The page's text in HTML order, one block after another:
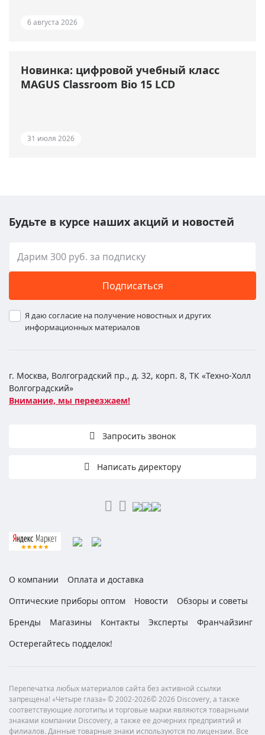
6 августа 2026
Новинка: цифровой учебный класс
MAGUS Classroom Bio 15 LCD
31 июля 2026
Будьте в курсе наших акций и новостей
Подписаться
Я даю согласие на получение новостных и других
информационных материалов
г. Москва, Волгоградский пр., д. 32, корп. 8, ТК «Техно-Холл
Волгоградский»
Внимание, мы переезжаем!
Запросить звонок
Написать директору
О компании
Оплата и доставка
Оптические приборы оптом
Новости
Обзоры и советы
Бренды
Магазины Контакты Эксперты
Франчайзинг
Остерегайтесь подделок!
Перепечатка любых материалов сайта без активной ссылки
запрещена! «Четыре глаза» © 2002-2026© 2026 Discovery, а также
соответствующие логотипы и торговые марки являются товарными
знаками компании Discovery, а также ее дочерних предприятий и
филиалов. Данные товарные знаки используются по лицензии. Все